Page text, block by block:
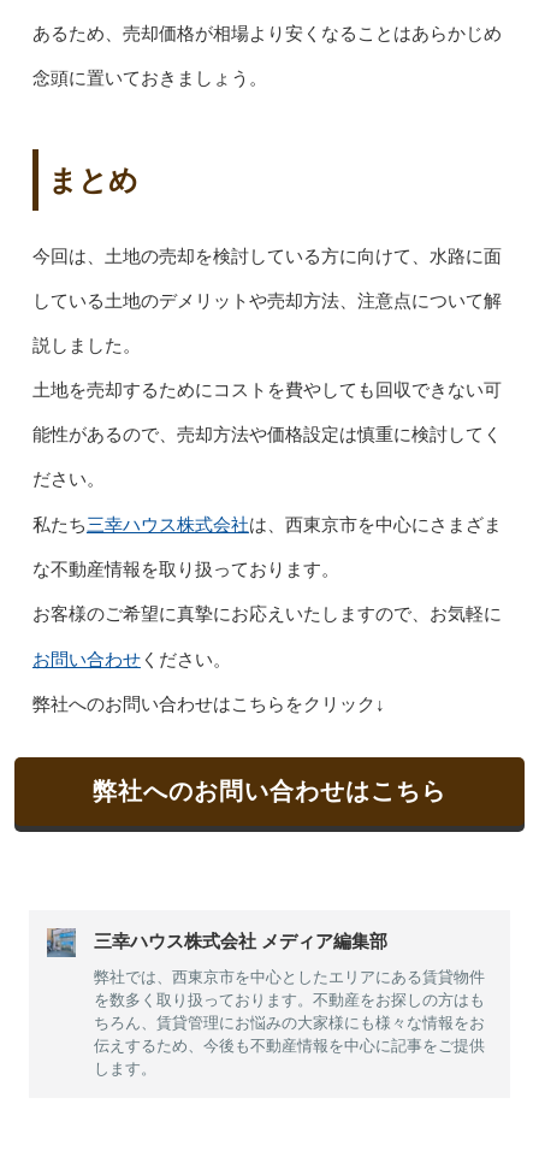
あるため、売却価格が相場より安くなることはあらかじめ
念頭に置いておきましょう。
まとめ
今回は、土地の売却を検討している方に向けて、水路に面
している土地のデメリットや売却方法、注意点について解
説しました。
土地を売却するためにコストを費やしても回収できない可
能性があるので、売却方法や価格設定は慎重に検討してく
ださい。
私たち三幸ハウス株式会社は、西東京市を中心にさまざま
な不動産情報を取り扱っております。
お客様のご希望に真摯にお応えいたしますので、お気軽に
お問い合わせください。
弊社へのお問い合わせはこちらをクリック↓
弊社へのお問い合わせはこちら
三幸ハウス株式会社 メディア編集部
弊社では、西東京市を中心としたエリアにある賃貸物件
を数多く取り扱っております。不動産をお探しの方はも
ちろん、賃貸管理にお悩みの大家様にも様々な情報をお
伝えするため、今後も不動産情報を中心に記事をご提供
します。